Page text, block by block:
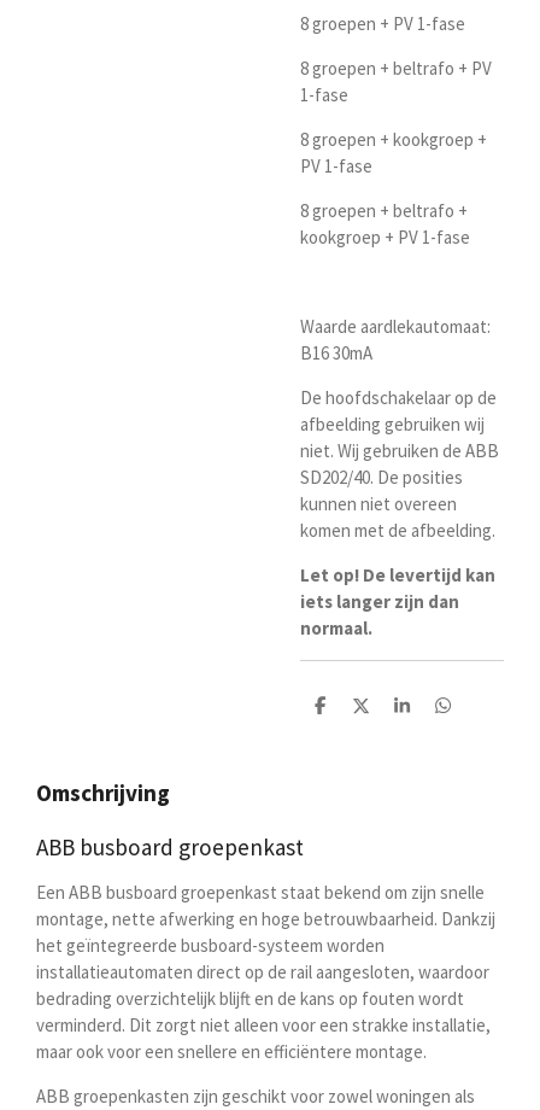
8 groepen + PV 1-fase
8 groepen + beltrafo + PV
1-fase
8 groepen + kookgroep +
PV 1-fase
8 groepen + beltrafo +
kookgroep + PV 1-fase
Waarde aardlekautomaat:
B16 30mA
De hoofdschakelaar op de
afbeelding gebruiken wij
niet. Wij gebruiken de ABB
SD202/40. De posities
kunnen niet overeen
komen met de afbeelding.
Let op! De levertijd kan
iets langer zijn dan
normaal.
D
D
S
D
Omschrijving
ABB busboard groepenkast
Een ABB busboard groepenkast staat bekend om zijn snelle
montage, nette afwerking en hoge betrouwbaarheid. Dankzij
het geïntegreerde busboard-systeem worden
installatieautomaten direct op de rail aangesloten, waardoor
bedrading overzichtelijk blijft en de kans op fouten wordt
verminderd. Dit zorgt niet alleen voor een strakke installatie,
maar ook voor een snellere en efficiëntere montage.
ABB groepenkasten zijn geschikt voor zowel woningen als